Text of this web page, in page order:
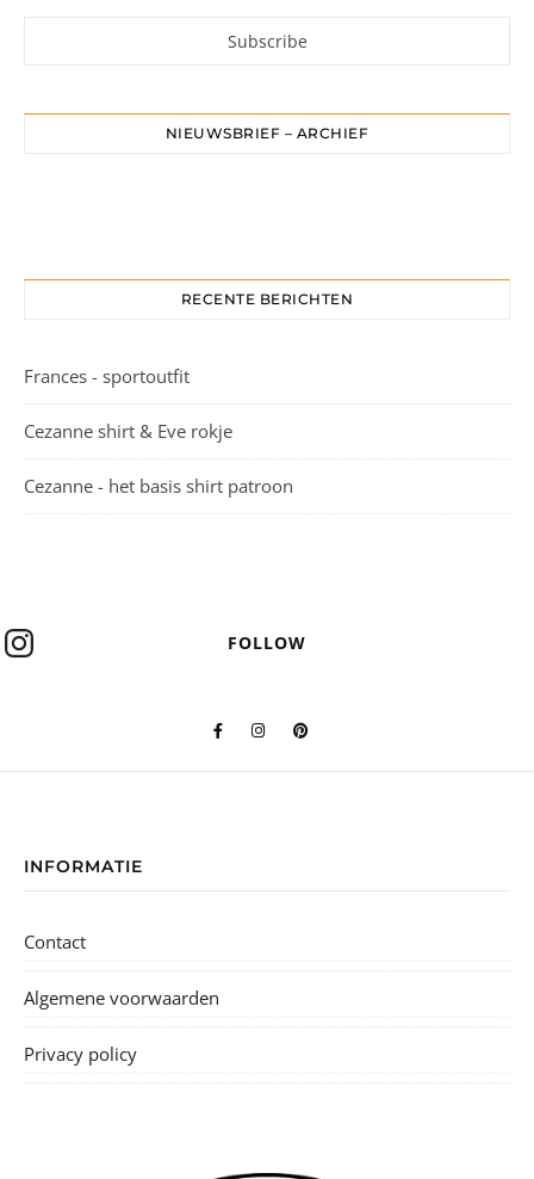
NIEUWSBRIEF – ARCHIEF
RECENTE BERICHTEN
Frances - sportoutfit
Cezanne shirt & Eve rokje
Cezanne - het basis shirt patroon
FOLLOW
INFORMATIE
Contact
Algemene voorwaarden
Privacy policy